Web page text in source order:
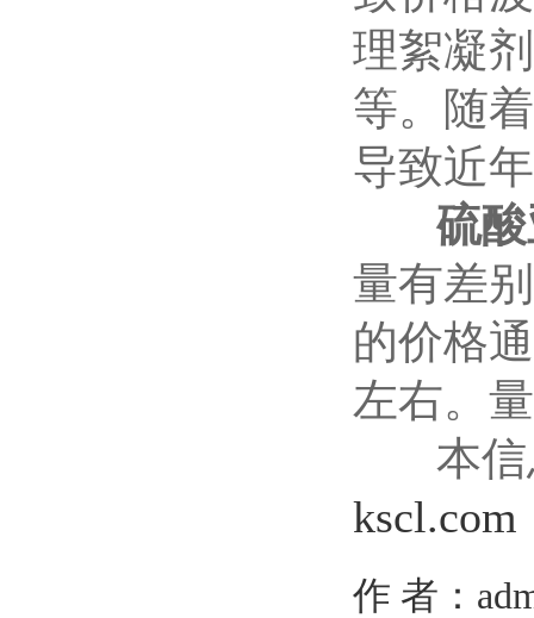
理絮凝
等。随
导致近
硫
量有差
的价格
左右。
本信息
kscl.com
作 者：